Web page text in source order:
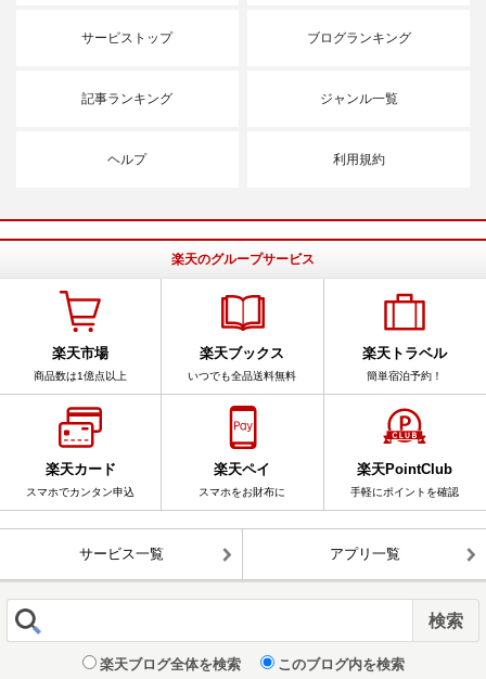
サービストップ ブログランキング
記事ランキング ジャンル一覧
ヘルプ 利用規約
楽天のグループサービス
楽天市場
商品数は1億点以上
楽天ブックス
いつでも全品送料無料
楽天トラベル
簡単宿泊予約！
楽天カード
スマホでカンタン申込
楽天ペイ
スマホをお財布に
楽天PointClub
手軽にポイントを確認
サービス一覧 アプリ一覧
楽天ブログ全体を検索 このブログ内を検索